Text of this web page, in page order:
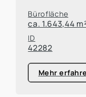
Bürofläche
ca. 1.643,44
ID
42282
Mehr